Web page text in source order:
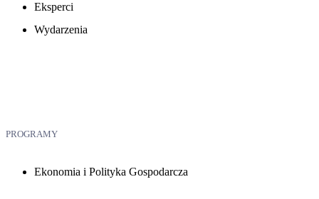
Eksperci
Wydarzenia
PROGRAMY
Ekonomia i Polityka Gospodarcza